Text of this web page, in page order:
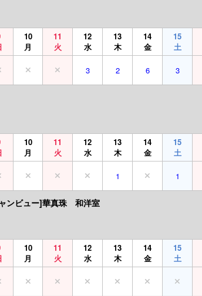
10
月
11
火
12
水
13
木
14
金
15
土
3 2 6 3
10
月
11
火
12
水
13
木
14
金
15
土
1 1
ンビュー]華真珠 和洋室
10
月
11
火
12
水
13
木
14
金
15
土